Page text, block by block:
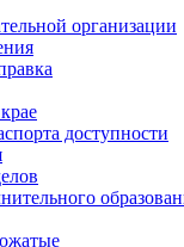
организации
доступности